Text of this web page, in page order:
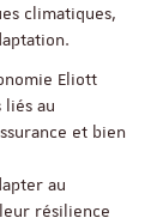
climatiques,
Eliott
au
et bien
au
résilience